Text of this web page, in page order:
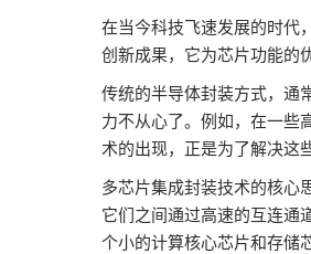
2026 NEPCON越
范区
同期展会
器视觉展
同期展会 AWC
同期展会ES SHOW
在当今科技飞速发展的时代
创新成果，它为芯片功能的
传统的半导体封装方式，通
力不从心了。例如，在一些
术的出现，正是为了解决这
多芯片集成封装技术的核心
它们之间通过高速的互连通
个小的计算核心芯片和存储